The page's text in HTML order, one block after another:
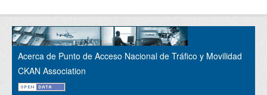
Acerca de Punto de Acceso Nacional de Tráfico y Movilidad
CKAN Association